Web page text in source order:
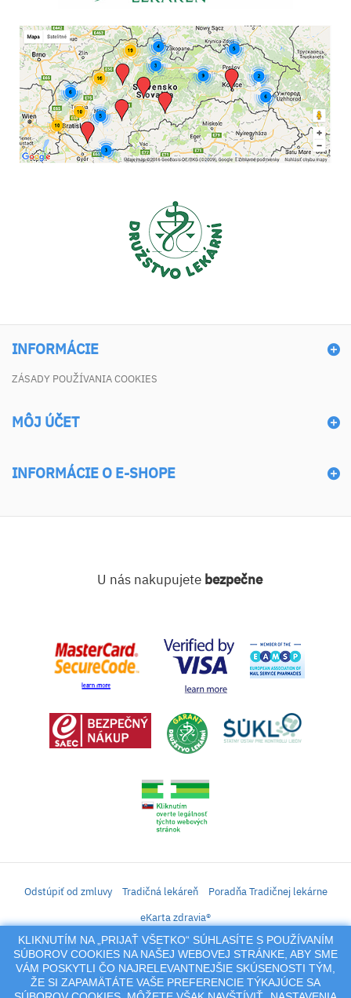
INFORMÁCIE
ZÁSADY POUŽÍVANIA COOKIES
MÔJ ÚČET
INFORMÁCIE O E-SHOPE
KLIKNUTÍM NA „PRIJAŤ VŠETKO“ SÚHLASÍTE S POUŽÍVANÍM
SÚBOROV COOKIES NA NAŠEJ WEBOVEJ STRÁNKE, ABY SME
VÁM POSKYTLI ČO NAJRELEVANTNEJŠIE SKÚSENOSTI TÝM,
ŽE SI ZAPAMÄTÁTE VAŠE PREFERENCIE TÝKAJÚCE SA
U nás nakupujete bezpečne
Odstúpiť od zmluvy Tradičná lekáreň
Poradňa Tradičnej lekárne
eKarta zdravia®
iLekáreň – Zásielkový predaj liekov, vitamínov, výživových doplnkov, prípravkov s
liečivým účinkom a kozmetiky. Elektronické zaslanie receptu.
Na tento portál sa vzťahujú autorské práva a akákoľvek jeho reprodukcia
(používanie, kopírovanie, šírenie a pod.),